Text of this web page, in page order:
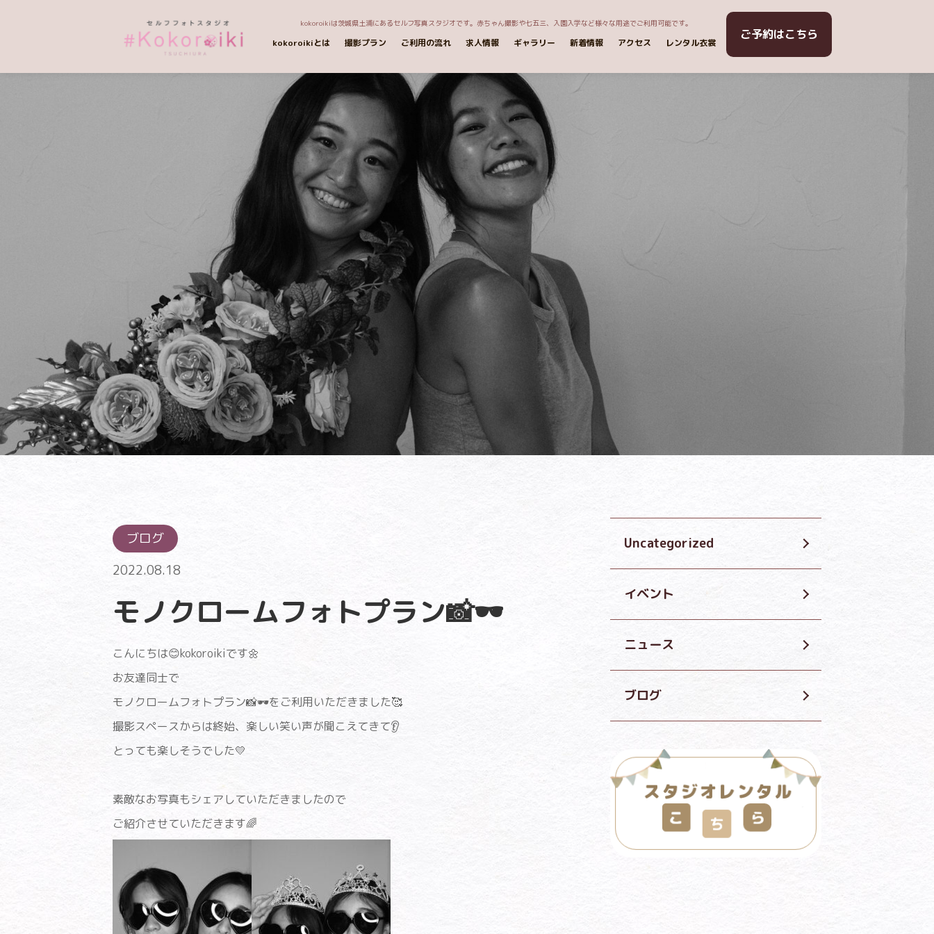
kokoroikiは茨城県土浦にあるセルフ写真スタジオです。赤ちゃん撮影や七五三、入園入学など様々な用途でご利用可能です。
kokoroikiとは 撮影プラン ご利用の流れ 求人情報 ギャラリー 新着情報 アクセス レンタル衣裳
ご予約はこちら
ブログ
2022.08.18
モノクロームフォトプラン📸🕶
こんにちは😊kokoroikiです🌼
お友達同士で
モノクロームフォトプラン📸🕶をご利用いただきました🥰
撮影スペースからは終始、楽しい笑い声が聞こえてきて👂
とっても楽しそうでした💛
素敵なお写真もシェアしていただきましたので
ご紹介させていただきます🌈
Uncategorized
イベント
ニュース
ブログ